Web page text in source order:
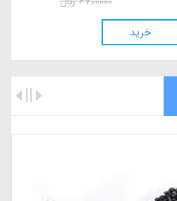
خريد